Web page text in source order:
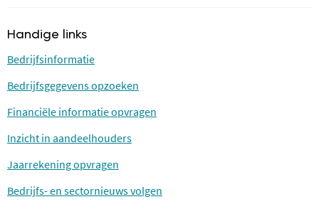
Handige links
Bedrijfsinformatie
Bedrijfsgegevens opzoeken
Financiële informatie opvragen
Inzicht in aandeelhouders
Jaarrekening opvragen
Bedrijfs- en sectornieuws volgen